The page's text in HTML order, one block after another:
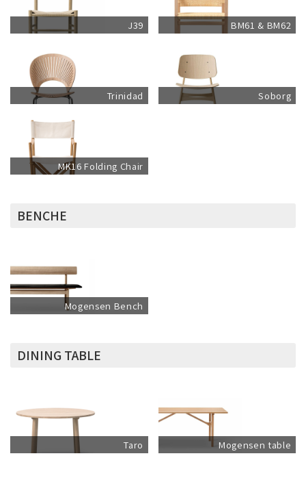
J39 BM61 & BM62
Trinidad Soborg
MK16 Folding Chair
BENCHE
Mogensen Bench
DINING TABLE
Taro Mogensen table